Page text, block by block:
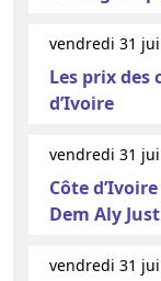
vendredi 31
Les prix des
d’Ivoire
vendredi 31
Côte
Dem Aly
vendredi 31